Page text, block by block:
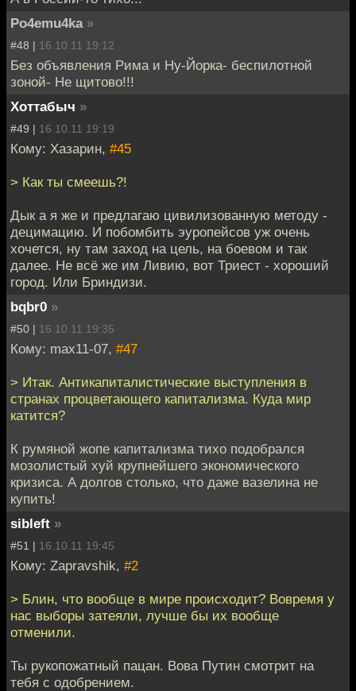
Po4emu4ka »
#48 | 16.10.11 19:12
Без объявления Рима и Ну-Йорка- беспилотной
зоной- Не щитово!!!
Хоттабыч »
#49 | 16.10.11 19:19
Кому: Хазарин, #45
> Как ты смеешь?!
Дык а я же и предлагаю цивилизованную методу -
децимацию. И побомбить эуропейсов уж очень
хочется, ну там заход на цель, на боевом и так
далее. Не всё же им Ливию, вот Триест - хороший
город. Или Бриндизи.
bqbr0 »
#50 | 16.10.11 19:35
Кому: max11-07, #47
> Итак. Антикапиталистические выступления в
странах процветающего капитализма. Куда мир
катится?
К румяной жопе капитализма тихо подобрался
мозолистый хуй крупнейшего экономического
кризиса. А долгов столько, что даже вазелина не
купить!
sibleft »
#51 | 16.10.11 19:45
Кому: Zapravshik, #2
> Блин, что вообще в мире происходит? Вовремя у
нас выборы затеяли, лучше бы их вообще
отменили.
Ты рукопожатный пацан. Вова Путин смотрит на
тебя с одобрением.